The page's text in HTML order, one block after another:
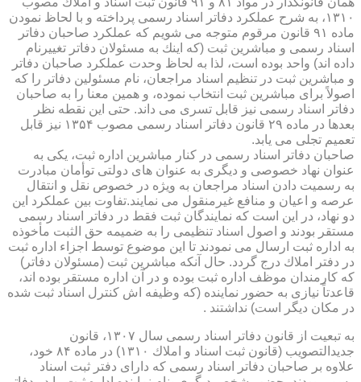
۱۳۱۰، به شرح عملكرد دفاتر اسناد رسمی پرداخته و با لحاظ نمودن
ماده ۹۱ قانون مرقوم متوجه می شویم كه عملكرد صاحبان دفاتر
اسناد رسمی و مباشرین ثبت (كه اینك به مسئولان دفاتر تغییرنام
داده اند) واحد بوده است، لذا به لحاظ وحدت عملكرد صاحبان دفاتر
و مباشرین ثبت در تنظیم اسناد مراجعان، نام مسئولین دفاتر را كه
اصولاً برای مباشرین ثبت انتخاب نموده، و همین معنا را به صاحبان
دفاتر اسناد رسمی نیز قابل تسری می داند. حتی این نقطه نظر
بعدها در ماده ۲۹ قانون دفاتر اسناد رسمی مصوب ۱۳۵۴ نیز قابل
تعمیم تجلی می یابد.
صاحبان دفاتر اسناد رسمی در كنار مباشرین اداره ثبت، یكی به
عنوان نهاد خصوصی و دیگری به عنوان های دولتی توأمان مبادرت
به رسمیت دادن اسناد مراجعان به ویژه در خصوص نقل و انتقال
عرصه و اعیان و منافع غیرمنقول می نمایند.تفاوت بین عملكرد این
دو نهاد، در این است كه نمایندگان ثبت فقط در دفاتر اسناد رسمی
مستقر بودند و اصول اسناد تنظیمی را به ضمیمه حق الثبت مأخوذه
به اداره ثبت ارسال می نمودند تا این موضوع توسط اجزاء اداره ثبت
در دفتر املاك درج گردد. حال آنكه مباشرین ثبت (مسئولان دفاتر)
كه كارمندان موظف اداره ثبت بوده و در آن اداره مستقر بوده اند،
قاعدتاً نیازی به حضور نماینده (كه وظیفه اش كنترل اسناد ثبت شده
در مكان دیگر است) نداشتند .
به تبعیت از قانون دفاتر اسناد رسمی سال ۱۳۰۷، قانون
جدیدالتصویب (قانون ثبت اسناد و املاك ۱۳۱۰) در ماده ۸۴ خود،
علاوه بر صاحبان دفاتر اسناد رسمی كه دارای دفتر ثبت اسناد